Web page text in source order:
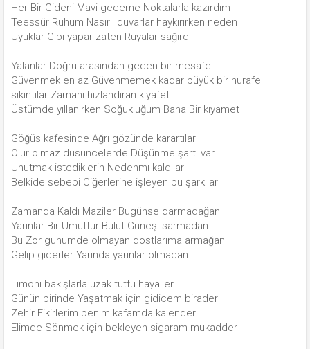
Her Bir Gideni Mavi geceme Noktalarla kazırdım
Teessür Ruhum Nasırlı duvarlar haykırırken neden
Uyuklar Gibi yapar zaten Rüyalar sağırdı
Yalanlar Doğru arasından gecen bir mesafe
Güvenmek en az Güvenmemek kadar büyük bir hurafe
sıkıntılar Zamanı hızlandıran kıyafet
Üstümde yıllanırken Soğukluğum Bana Bir kıyamet
Göğüs kafesinde Ağrı gözünde karartılar
Olur olmaz dusuncelerde Düşünme şartı var
Unutmak istediklerin Nedenmı kaldılar
Belkide sebebi Ciğerlerine işleyen bu şarkılar
Zamanda Kaldı Maziler Bugünse darmadağan
Yarınlar Bir Umuttur Bulut Güneşi sarmadan
Bu Zor gunumde olmayan dostlarıma armağan
Gelip giderler Yarında yarınlar olmadan
Limoni bakışlarla uzak tuttu hayaller
Günün birinde Yaşatmak için gidicem birader
Zehir Fikirlerim benım kafamda kalender
Elimde Sönmek için bekleyen sigaram mukadder